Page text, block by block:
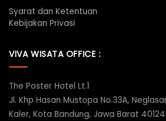
Syarat dan Ketentuan
Kebijakan Privasi
VIVA WISATA OFFICE :
The Poster Hotel Lt.1
Jl. Khp Hasan Mustopa No.33A,
Kaler, Kota Bandung, Jawa Barat